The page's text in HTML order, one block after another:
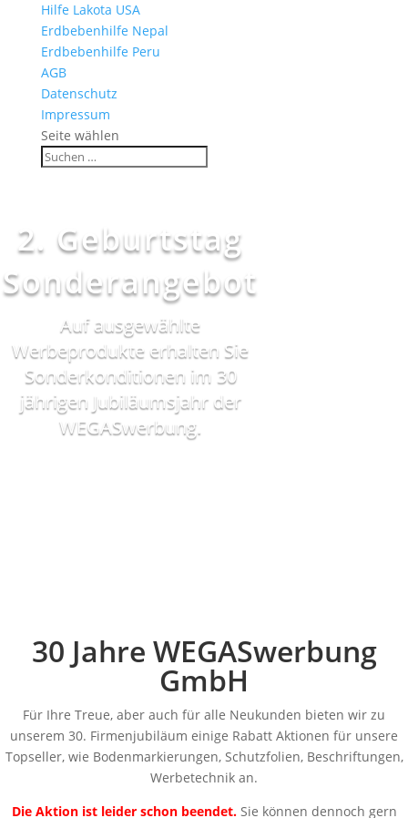
Hilfe Lakota USA
Erdbebenhilfe Nepal
Erdbebenhilfe Peru
AGB
Datenschutz
Impressum
Seite wählen
2. Geburtstag
Sonderangebot
Auf ausgewählte
Werbeprodukte erhalten Sie
Sonderkonditionen im 30
jährigen Jubiläumsjahr der
WEGASwerbung.
30 Jahre WEGASwerbung
GmbH
Für Ihre Treue, aber auch für alle Neukunden bieten wir zu
unserem 30. Firmenjubiläum einige Rabatt Aktionen für unsere
Topseller, wie Bodenmarkierungen, Schutzfolien, Beschriftungen,
Werbetechnik an.
Die Aktion ist leider schon beendet. Sie können dennoch gern